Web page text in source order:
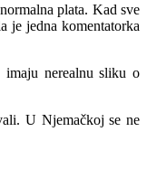
plata. Kad sve
je jedna komentatorka
nerealnu sliku o
U Njemačkoj se ne